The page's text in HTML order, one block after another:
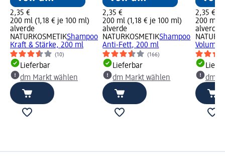
2,35 €
200 ml (1,18 € je 100 ml)
alverde
NATURKOSMETIKShampoo
Kraft & Stärke, 200 ml
(10)
Lieferbar
dm Markt wählen
2,35 €
200 ml (1,18 € je 100 ml)
alverde
NATURKOSMETIKShampoo
Anti-Fett, 200 ml
(166)
Lieferbar
dm Markt wählen
2,35 €
200 ml
alverde
dm